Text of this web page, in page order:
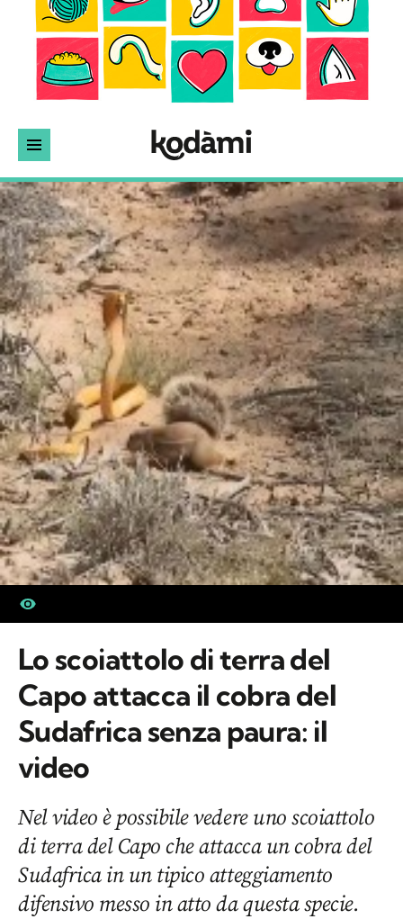
Lo scoiattolo di terra del
Capo attacca il cobra del
Sudafrica senza paura: il
video
Nel video è possibile vedere uno scoiattolo
di terra del Capo che attacca un cobra del
Sudafrica in un tipico atteggiamento
difensivo messo in atto da questa specie.